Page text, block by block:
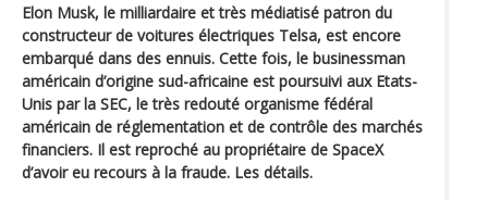
Elon Musk, le milliardaire et très médiatisé patron du
constructeur de voitures électriques Telsa, est encore
embarqué dans des ennuis. Cette fois, le businessman
américain d’origine sud-africaine est poursuivi aux Etats-
Unis par la SEC, le très redouté organisme fédéral
américain de réglementation et de contrôle des marchés
financiers. Il est reproché au propriétaire de SpaceX
d’avoir eu recours à la fraude. Les détails.